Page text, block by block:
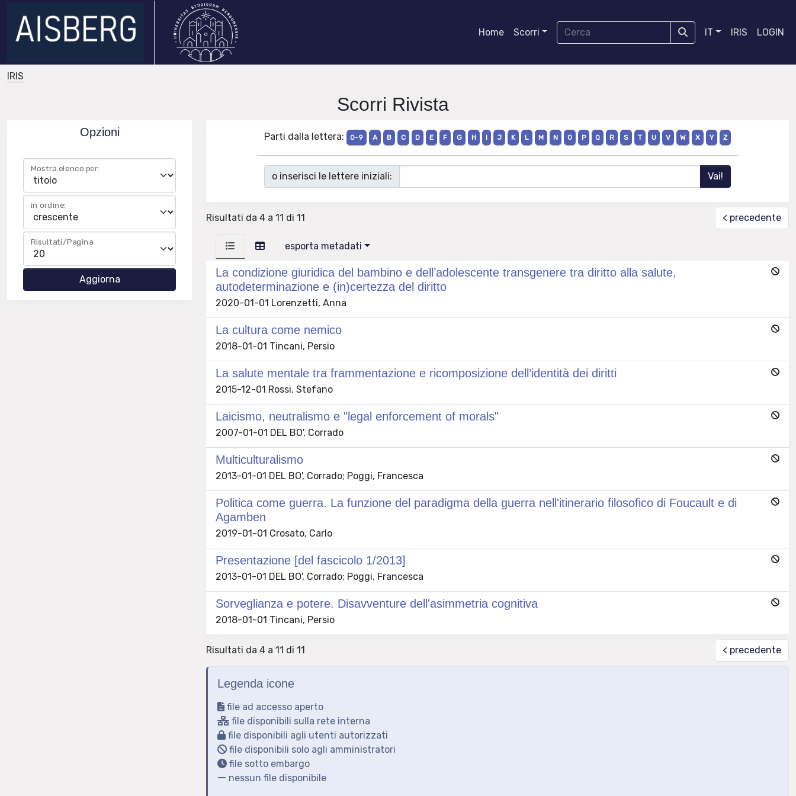
Home Scorri IT IRIS LOGIN
IRIS
Scorri Rivista
Opzioni
Mostra elenco per:
in ordine:
Risultati/Pagina
Parti dalla lettera: 0-9 A B C D E F G H I J K L M N O P Q R S T U V W X Y Z
o inserisci le lettere iniziali:
Risultati da 4 a 11 di 11 < precedente
esporta metadati
La condizione giuridica del bambino e dell’adolescente transgenere tra diritto alla salute,
autodeterminazione e (in)certezza del diritto
2020-01-01 Lorenzetti, Anna
La cultura come nemico
2018-01-01 Tincani, Persio
La salute mentale tra frammentazione e ricomposizione dell’identità dei diritti
2015-12-01 Rossi, Stefano
Laicismo, neutralismo e "legal enforcement of morals"
2007-01-01 DEL BO', Corrado
Multiculturalismo
2013-01-01 DEL BO', Corrado; Poggi, Francesca
Politica come guerra. La funzione del paradigma della guerra nell'itinerario filosofico di Foucault e di
Agamben
2019-01-01 Crosato, Carlo
Presentazione [del fascicolo 1/2013]
2013-01-01 DEL BO', Corrado; Poggi, Francesca
Sorveglianza e potere. Disavventure dell'asimmetria cognitiva
2018-01-01 Tincani, Persio
Risultati da 4 a 11 di 11 < precedente
Legenda icone
file ad accesso aperto
file disponibili sulla rete interna
file disponibili agli utenti autorizzati
file disponibili solo agli amministratori
file sotto embargo
nessun file disponibile